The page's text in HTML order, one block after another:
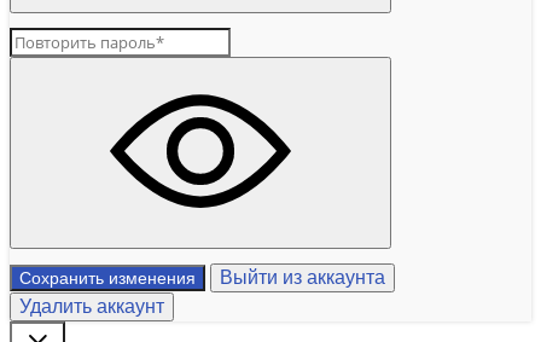
Сохранить изменения
Выйти из аккаунта
Удалить аккаунт